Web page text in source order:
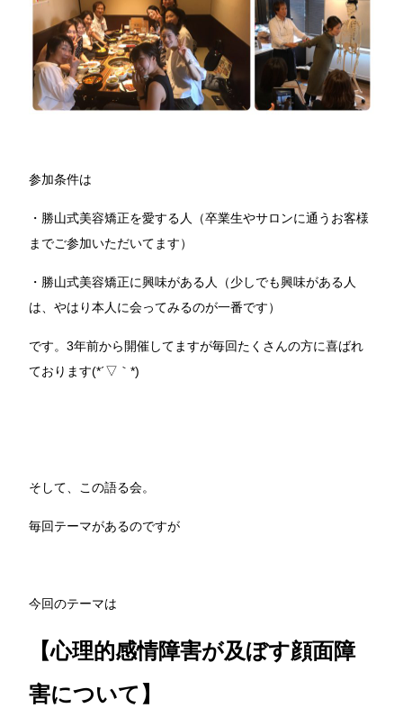
参加条件は
・勝山式美容矯正を愛する人（卒業生やサロンに通うお客様
までご参加いただいてます）
・勝山式美容矯正に興味がある人（少しでも興味がある人
は、やはり本人に会ってみるのが一番です）
です。3年前から開催してますが毎回たくさんの方に喜ばれ
ております(*´▽｀*)
そして、この語る会。
毎回テーマがあるのですが
今回のテーマは
【心理的感情障害が及ぼす顔面障
害について】